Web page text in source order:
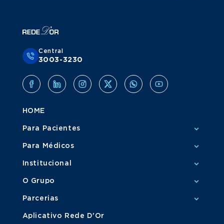
Central
3003-3230
HOME
Para Pacientes
Para Médicos
Institucional
O Grupo
Parcerias
Aplicativo Rede D'Or